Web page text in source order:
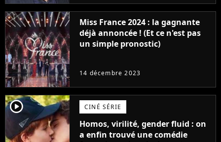
Miss France 2024 : la gagnante
déjà annoncée ! (Et ce n'est pas
un simple pronostic)
14 décembre 2023
player2 CINÉ SÉRIE
Homos, virilité, gender fluid : on
a enfin trouvé une comédie